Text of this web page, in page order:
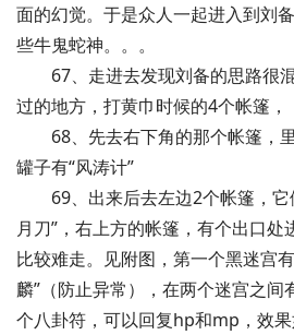
面的幻觉。于是众人一起进入到刘
些牛鬼蛇神。。。
67、走进去发现刘备的思路很
过的地方，打黄巾时候的4个帐篷，
68、先去右下角的那个帐篷，
罐子有“风涛计”
69、出来后去左边2个帐篷，
月刀”，右上方的帐篷，有个出口处
比较难走。见附图，第一个黑迷宫
麟”（防止异常），在两个迷宫之间
个八卦符，可以回复hp和mp，效果